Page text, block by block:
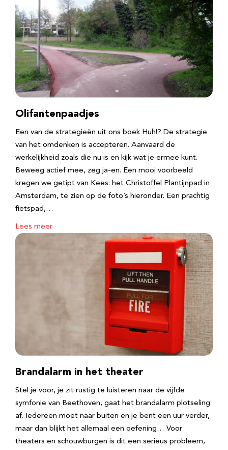
Olifantenpaadjes
Een van de strategieën uit ons boek Huh!? De strategie
van het omdenken is accepteren. Aanvaard de
werkelijkheid zoals die nu is en kijk wat je ermee kunt.
Beweeg actief mee, zeg ja-en. Een mooi voorbeeld
kregen we getipt van Kees: het Christoffel Plantijnpad in
Amsterdam, te zien op de foto’s hieronder. Een prachtig
fietspad,…
Lees meer
Brandalarm in het theater
Stel je voor, je zit rustig te luisteren naar de vijfde
symfonie van Beethoven, gaat het brandalarm plotseling
af. Iedereen moet naar buiten en je bent een uur verder,
maar dan blijkt het allemaal een oefening… Voor
theaters en schouwburgen is dit een serieus probleem,